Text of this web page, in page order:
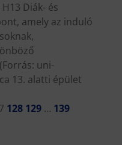
Diák- és
amely az induló
uni-
13. alatti épület
128 129 … 139